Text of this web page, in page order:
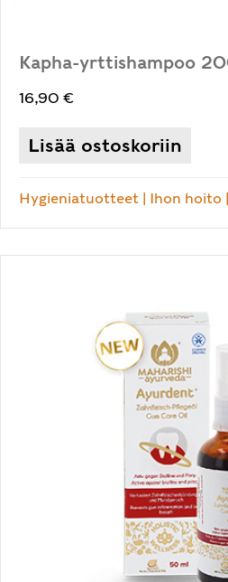
Kapha-yrttishampoo
16,90 €
Lisää ostoskoriin
Hygieniatuotteet | Ihon hoito |